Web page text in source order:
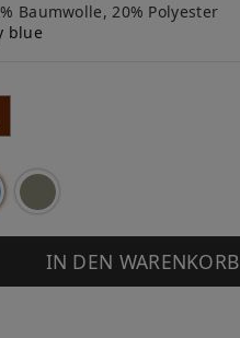
Baumwolle, 20% Polyester
blue
IN DEN WARENKORB